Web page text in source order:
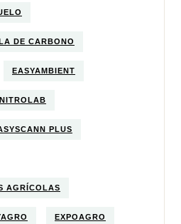
DE CARBONO
EASYAMBIENT
PLUS
AGRÍCOLAS
EXPOAGRO